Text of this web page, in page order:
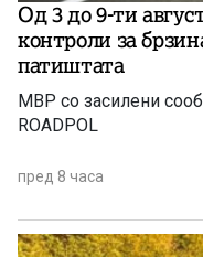
Од 3 до 9-ти
контроли за
патиштата
МВР со засилени
ROADPOL
пред 8 часа